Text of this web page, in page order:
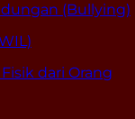
(Bullying)
dari Orang